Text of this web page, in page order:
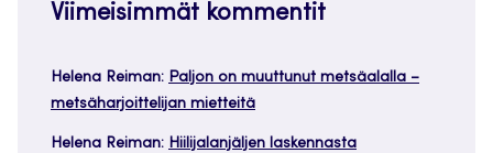
Viimeisimmät kommentit
Helena Reiman: Paljon on muuttunut metsäalalla –
metsäharjoittelijan mietteitä
Helena Reiman: Hiilijalanjäljen laskennasta